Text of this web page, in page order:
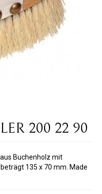
200 22 90
Buchenholz mit
135 x 70 mm. Made